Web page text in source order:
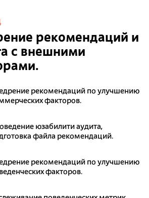
рекомендаций и
с внешними
рекомендаций по улучшению
факторов.
юзабилити аудита,
файла рекомендаций.
рекомендаций по улучшению
факторов.